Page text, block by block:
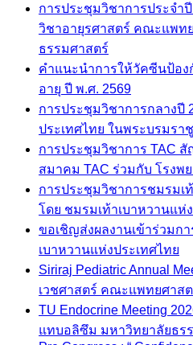
การประชุมวิชาการประจำ
วิชาอายุรศาสตร์ คณะแพท
ธรรมศาสตร์
คำแนะนำการให้วัคซีนป้อ
อายุ ปี พ.ศ. 2569
การประชุมวิชาการกลางปี
ประเทศไทย ในพระบรมรา
การประชุมวิชาการ TAC
สมาคม TAC ร่วมกับ โรงพ
การประชุมวิชาการชมรมเ
โดย ชมรมเท้าเบาหวานแห่
ขอเชิญส่งผลงานเข้าร่วมก
เบาหวานแห่งประเทศไทย
Siriraj Pediatric Annual
เวชศาสตร์ คณะแพทยศาส
TU Endocrine Meeting
แทบอลิซึม มหาวิทยาลัยธร